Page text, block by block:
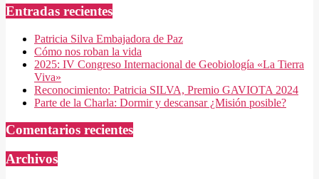
Entradas recientes
Patricia Silva Embajadora de Paz
Cómo nos roban la vida
2025: IV Congreso Internacional de Geobiología «La Tierra
Viva»
Reconocimiento: Patricia SILVA, Premio GAVIOTA 2024
Parte de la Charla: Dormir y descansar ¿Misión posible?
Comentarios recientes
Archivos